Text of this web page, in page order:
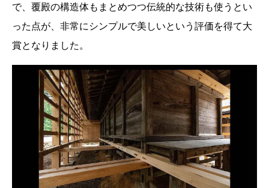
で、覆殿の構造体もまとめつつ伝統的な技術も使うとい
った点が、非常にシンプルで美しいという評価を得て大
賞となりました。